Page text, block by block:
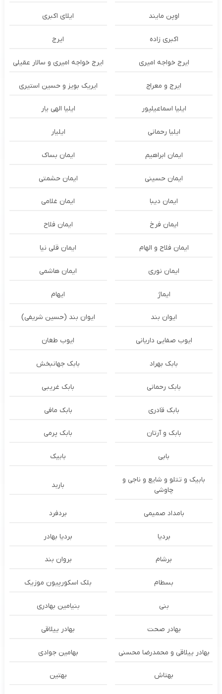
اوپن مایند ايلاى اكبرى
اکبری زاده ایرج
ایرج خواجه امیری ایرج خواجه امیری و سالار عقیلی
ایرج و معراج ایریک بویز و حسین استیری
ایلیا اسماعیلپور ایلیا الهی یار
ایلیا رحمانی ایلیار
ایمان ابراهیم ایمان بساک
ایمان حسینی ایمان حشمتی
ایمان دیبا ایمان غلامی
ایمان فرخ ایمان فلاح
ایمان فلاح و الهام ایمان قلی نیا
ایمان نوری ایمان هاشمی
ایماژ ایهام
ایوان بند ایوان بند (حسین شریفی)
ایوب صفایی داریانی ایوب طغان
بابک بهراد بابک جهانبخش
بابک رحمانی بابک غریبی
بابک قادری بابک مافی
بابک و آرتان بابک پرمی
بابی بابیک
بابیک و تتلو و شایع و ناجی و
چاوشی
باربد
بامداد صمیمی بردفرد
بردیا بردیا بهادر
برشام بروان بند
بسطام بلک اسکورپیون موزیک
بنی بنیامین بهادری
بهادر صحت بهادر ییلاقی
بهادر ییلاقی و محمدرضا محسنی بهامین جوادی
بهتاش بهتین